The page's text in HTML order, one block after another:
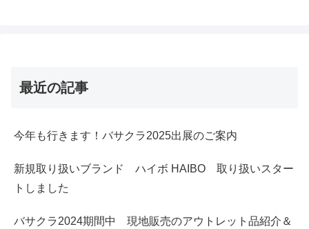
最近の記事
今年も行きます！バサクラ2025出展のご案内
新規取り扱いブランド ハイボ HAIBO 取り扱いスター
トしました
バサクラ2024期間中 現地販売のアウトレット品紹介＆